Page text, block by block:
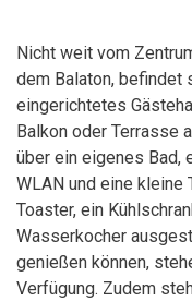
Nicht weit vom
dem Balaton, befindet
eingerichtetes
Balkon oder Terrasse
über ein eigenes Bad,
WLAN und eine kleine
Toaster, ein
Wasserkocher
genießen können,
Verfügung. Zudem